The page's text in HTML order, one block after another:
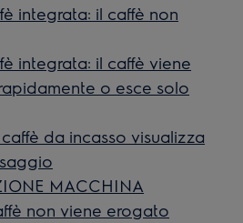
integrata: il caffè non
integrata: il caffè viene
o esce solo
da incasso visualizza
MACCHINA
non viene erogato